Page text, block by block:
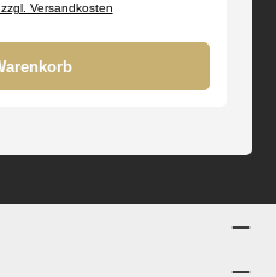
Versandkosten